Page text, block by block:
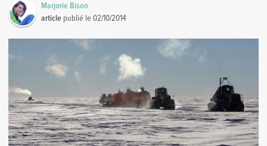
Marjorie Bison
article publié le02/10/2014